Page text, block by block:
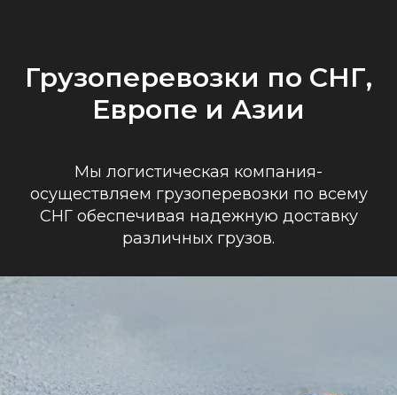
Грузоперевозки по СНГ,
Европе и Азии
Мы логистическая компания-
осуществляем грузоперевозки по всему
СНГ обеспечивая надежную доставку
различных грузов.